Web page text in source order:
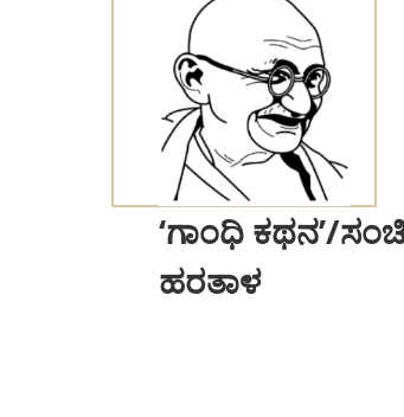
‘ಗಾಂಧಿ ಕಥನ’/
ಹರತಾಳ